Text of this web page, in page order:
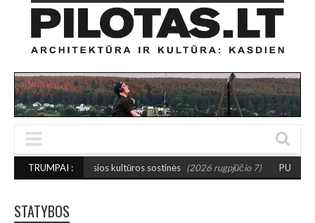
TRUMPAI :
kultūros sostinės (2026 rugpjūčio 7) PUSIAUSVYROS AKTAS
STATYBOS